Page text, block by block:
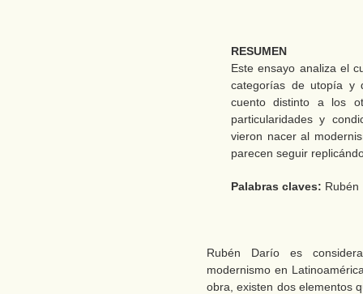
RESUMEN
Este ensayo analiza el
categorías de utopía y
cuento distinto a los
particularidades y
vieron nacer al
parecen seguir
Palabras claves:
Rubén Darío es
modernismo en
obra, existen dos elementos